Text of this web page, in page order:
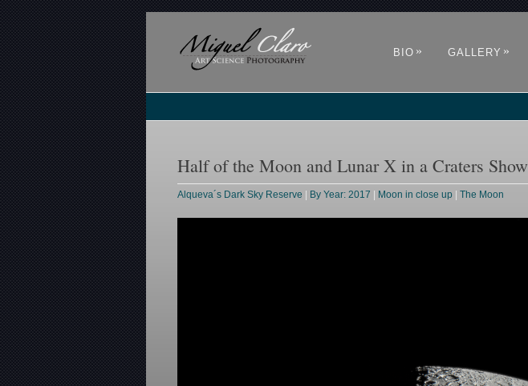
BIO » GALLERY »
Half of the Moon and Lunar X in a Craters Show
Alqueva´s Dark Sky Reserve By Year: 2017 Moon in close up |The Moon